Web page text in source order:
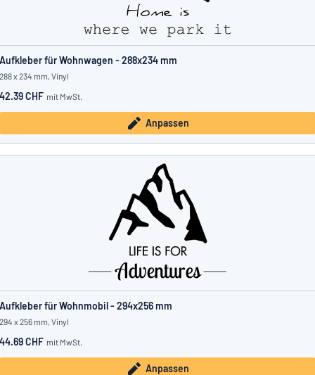
Aufkleber für Wohnwagen - 288x234 mm
288 x 234 mm, Vinyl
42.39 CHF mit MwSt.
Anpassen
Aufkleber für Wohnmobil - 294x256 mm
294 x 256 mm, Vinyl
44.69 CHF mit MwSt.
Anpassen